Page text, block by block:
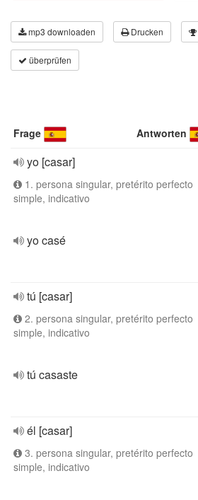
mp3 downloaden Drucken
überprüfen
Frage Antworten
yo [casar]
1. persona singular, pretérito perfecto
simple, indicativo
yo casé
tú [casar]
2. persona singular, pretérito perfecto
simple, indicativo
tú casaste
él [casar]
3. persona singular, pretérito perfecto
simple, indicativo